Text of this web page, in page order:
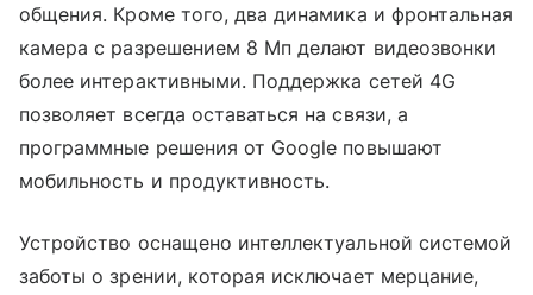
общения. Кроме того, два динамика и фронтальная
камера с разрешением 8 Мп делают видеозвонки
более интерактивными. Поддержка сетей 4G
позволяет всегда оставаться на связи, а
программные решения от Google повышают
мобильность и продуктивность.
Устройство оснащено интеллектуальной системой
заботы о зрении, которая исключает мерцание,